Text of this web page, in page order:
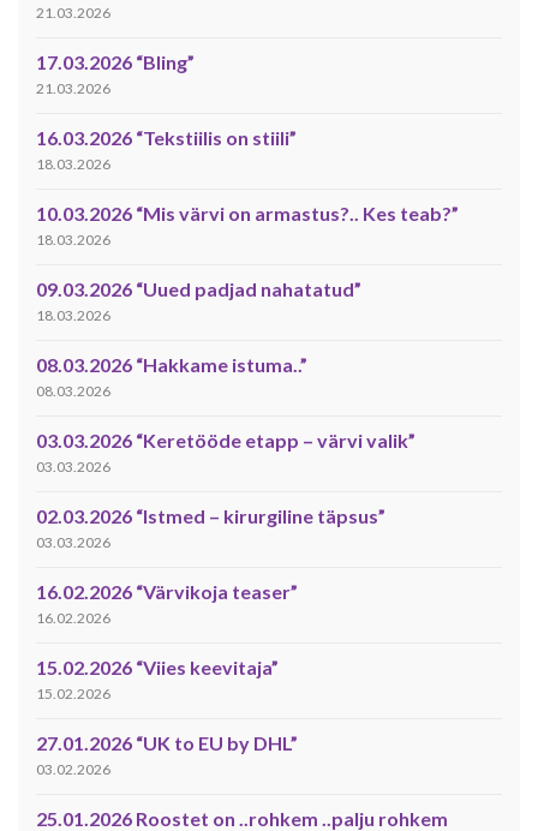
21.03.2026
17.03.2026 “Bling”
21.03.2026
16.03.2026 “Tekstiilis on stiili”
18.03.2026
10.03.2026 “Mis värvi on armastus?.. Kes teab?”
18.03.2026
09.03.2026 “Uued padjad nahatatud”
18.03.2026
08.03.2026 “Hakkame istuma..”
08.03.2026
03.03.2026 “Keretööde etapp – värvi valik”
03.03.2026
02.03.2026 “Istmed – kirurgiline täpsus”
03.03.2026
16.02.2026 “Värvikoja teaser”
16.02.2026
15.02.2026 “Viies keevitaja”
15.02.2026
27.01.2026 “UK to EU by DHL”
03.02.2026
25.01.2026 Roostet on ..rohkem ..palju rohkem